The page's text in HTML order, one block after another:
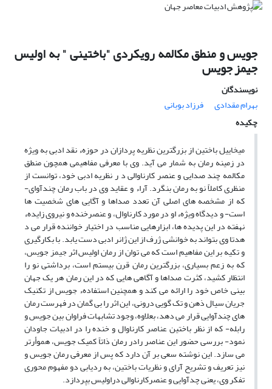
جویس و منطق مکالمه رویکردی "باختینی " به اولیس
جیمز جویس
نویسندگان
بهرام مقدادى
فرزاد بوبانى
چکیده
میخاییل باختین از بزرگترین نظریه پردازان در حوزهء نقد ادبی به ویژه
در زمینه رمان به شمار می آید. وی با معرفی مفاهیمی همچون منطق
مکالمه چند صدایی و عنصر کارناوالی د ر نظریه ادبی خود، توانست از
منظری کاملاً نو به رمان بنگرد. آراء و عقاید وی در باب رمان چندآوای-
که از مشخصه های اصلی آن تعدد صداها و آگایی های شخصیت ها
است- و دیدگاه ویژهء او در مورد کارناوال، و عنصرخنده و نیروی زایدهء
نهفته در این پدیده ها، ابزارهایی مناسب در اختیار خواننده قرار می د
هدتا وی بتواند به خوانشی ژرف از این ژانر ادبی دست یابد. با بکارگیری
و تکیه بر این مفاهیم است که می توان از رمان اولیس اثر جیمز جویس،
که به زعم بسیاری، بزرگترین رمان قرن بیستم است، برداشتی نو را
انتظار کشید، کثرت صداها و آگاهی هایی که در این رمان هر یک جهان
بینی خاص خود را ارائه می کند و همچنین استفادهء جویس از تکنیک
جریان سیال ذهن و تک گویی درونی، این اثر را بی گمان در فهرست رمان
های چندآوایی قرار می دهد، بعلاوه، وجود تشابهات فراوان بین جویس و
رابله- که از نظر باختین عناصر کارناوال و خنده را در ادبیات جاودان
نمود- بررسی حضور این عناصر رادر رمان ذاتاً کمیک جویس، هموأرتر
می سازد. این نوشته سعی بر آن دارد که پس از معرفی رمان جویس و
نیز تعریف و تشریح آرای و نظریات باختین، به ردیابی دو مفهوم محوری
تفکر وی، یعنی چدآوایی و عنصرکارناوالی دراولیس بپردازد.